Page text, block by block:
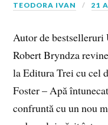
TEODORA IVAN 21
Autor de bestselleruri
Robert Bryndza
la Editura Trei cu cel
Foster – Apă
confruntă cu un nou